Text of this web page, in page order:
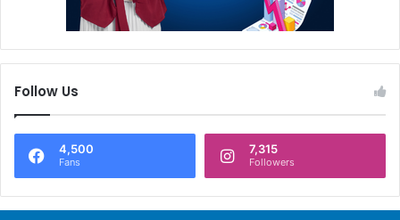
Follow Us
4,500
Fans
7,315
Followers